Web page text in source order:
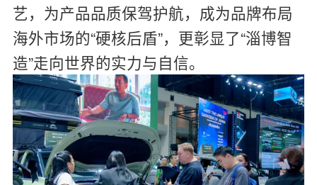
艺，为产品品质保驾护航，成为品牌布局
海外市场的“硬核后盾”，更彰显了“淄博智
造”走向世界的实力与自信。